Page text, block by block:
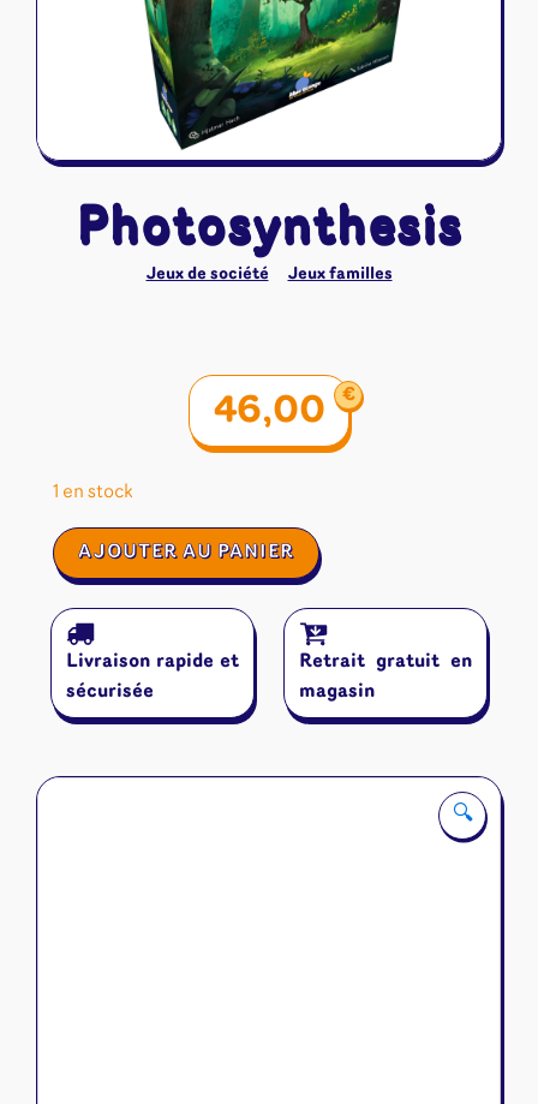
Naruto Mythos
Autres
Tapis de jeu
🔍
Photosynthesis
Jeux de société Jeux familles
46,00 €
1 en stock
quantité
de
AJOUTER AU PANIER
Livraison rapide et
sécurisée
Retrait gratuit en
magasin